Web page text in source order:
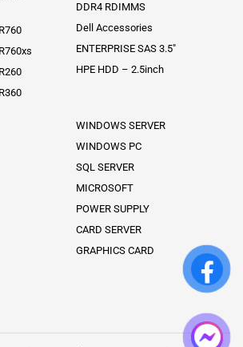
DDR4 RDIMMS
Dell Accessories
ENTERPRISE SAS 3.5″
HPE HDD – 2.5inch
WINDOWS SERVER
WINDOWS PC
SQL SERVER
MICROSOFT
POWER SUPPLY
CARD SERVER
GRAPHICS CARD